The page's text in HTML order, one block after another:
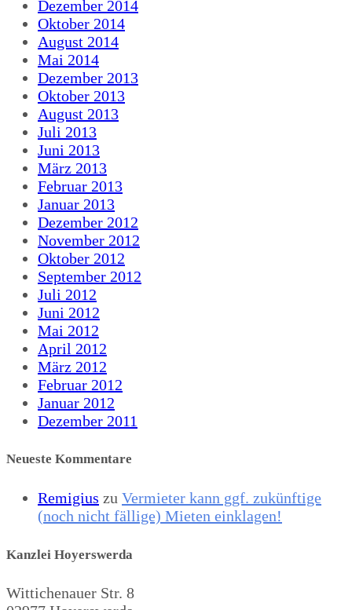
Dezember 2014
Oktober 2014
August 2014
Mai 2014
Dezember 2013
Oktober 2013
August 2013
Juli 2013
Juni 2013
März 2013
Februar 2013
Januar 2013
Dezember 2012
November 2012
Oktober 2012
September 2012
Juli 2012
Juni 2012
Mai 2012
April 2012
März 2012
Februar 2012
Januar 2012
Dezember 2011
Neueste Kommentare
Remigius zu Vermieter kann ggf. zukünftige
(noch nicht fällige) Mieten einklagen!
Kanzlei Hoyerswerda
Wittichenauer Str. 8